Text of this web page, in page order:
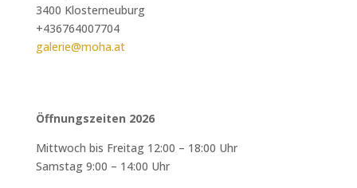
3400 Klosterneuburg
+436764007704
galerie@moha.at
Öffnungszeiten 2026
Mittwoch bis Freitag 12:00 – 18:00 Uhr
Samstag 9:00 – 14:00 Uhr